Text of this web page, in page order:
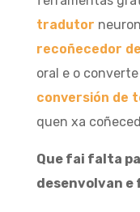
tradutor
recoñecedor
oral e o
conversión de
quen xa
Que fai falta
desenvolvan